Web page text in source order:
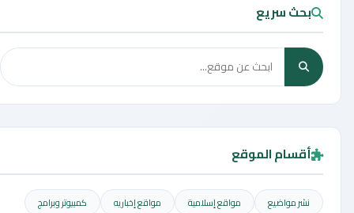
بحث سريع
أقسام الموقع
نشر مواضيع مواقع إسلامية مواقع إخباريه
كمبيوتر وبرامج